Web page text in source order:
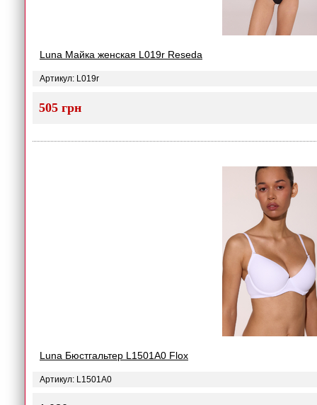
Luna Майка женская L019r Reseda
Артикул: L019r
505 грн
Luna Бюстгальтер L1501A0 Flox
Артикул: L1501A0